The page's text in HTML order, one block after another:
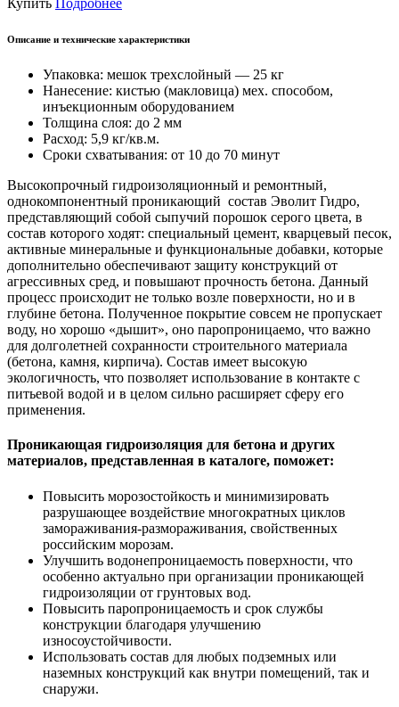
Купить Подробнее
Описание и технические характеристики
Упаковка: мешок трехслойный — 25 кг
Нанесение: кистью (макловица) мех. способом,
инъекционным оборудованием
Толщина слоя: до 2 мм
Расход: 5,9 кг/кв.м.
Сроки схватывания: от 10 до 70 минут
Высокопрочный гидроизоляционный и ремонтный,
однокомпонентный проникающий состав Эволит Гидро,
представляющий собой сыпучий порошок серого цвета, в
состав которого ходят: специальный цемент, кварцевый песок,
активные минеральные и функциональные добавки, которые
дополнительно обеспечивают защиту конструкций от
агрессивных сред, и повышают прочность бетона. Данный
процесс происходит не только возле поверхности, но и в
глубине бетона. Полученное покрытие совсем не пропускает
воду, но хорошо «дышит», оно паропроницаемо, что важно
для долголетней сохранности строительного материала
(бетона, камня, кирпича). Состав имеет высокую
экологичность, что позволяет использование в контакте с
питьевой водой и в целом сильно расширяет сферу его
применения.
Проникающая гидроизоляция для бетона и других
материалов, представленная в каталоге, поможет:
Повысить морозостойкость и минимизировать
разрушающее воздействие многократных циклов
замораживания-размораживания, свойственных
российским морозам.
Улучшить водонепроницаемость поверхности, что
особенно актуально при организации проникающей
гидроизоляции от грунтовых вод.
Повысить паропроницаемость и срок службы
конструкции благодаря улучшению
износоустойчивости.
Использовать состав для любых подземных или
наземных конструкций как внутри помещений, так и
снаружи.